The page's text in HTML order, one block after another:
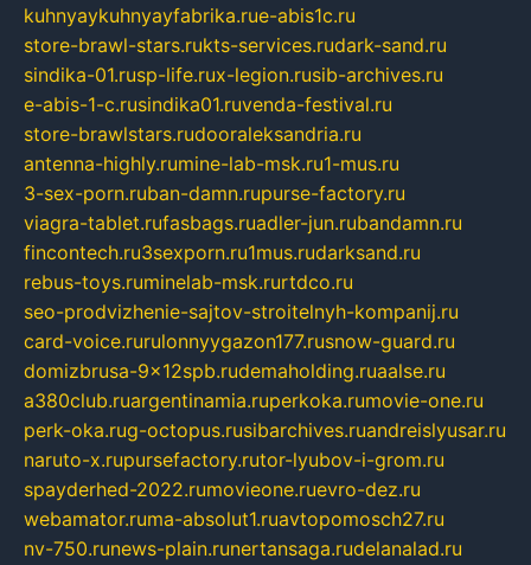
kuhnyaykuhnyayfabrika.rue-abis1c.ru
store-brawl-stars.rukts-services.rudark-sand.ru
sindika-01.rusp-life.rux-legion.rusib-archives.ru
e-abis-1-c.rusindika01.ruvenda-festival.ru
store-brawlstars.rudooraleksandria.ru
antenna-highly.rumine-lab-msk.ru1-mus.ru
3-sex-porn.ruban-damn.rupurse-factory.ru
viagra-tablet.rufasbags.ruadler-jun.rubandamn.ru
fincontech.ru3sexporn.ru1mus.rudarksand.ru
rebus-toys.ruminelab-msk.rurtdco.ru
seo-prodvizhenie-sajtov-stroitelnyh-kompanij.ru
card-voice.rurulonnyygazon177.rusnow-guard.ru
domizbrusa-9x12spb.rudemaholding.ruaalse.ru
a380club.ruargentinamia.ruperkoka.rumovie-one.ru
perk-oka.rug-octopus.rusibarchives.ruandreislyusar.ru
naruto-x.rupursefactory.rutor-lyubov-i-grom.ru
spayderhed-2022.rumovieone.ruevro-dez.ru
webamator.ruma-absolut1.ruavtopomosch27.ru
nv-750.runews-plain.runertansaga.rudelanalad.ru